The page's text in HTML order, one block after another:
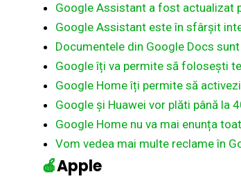
Google Assistant a fost actualizat
️️️️Google Assistant este în sfârșit
Documentele din Google Docs
Google îți va permite să folosești
Google Home îți permite să
Google și Huawei vor plăti până la
Google Home nu va mai enunța
Vom vedea mai multe reclame în
🍎Apple